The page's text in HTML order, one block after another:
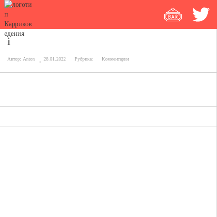
i
Автор: Anton 28.01.2022 Рубрика: Комментарии